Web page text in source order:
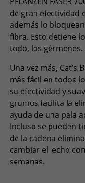
de gran efectividad
además lo
fibra. Esto detiene
todo, los gérmenes.
Una vez más, Cat’s
más fácil en todos
su efectividad y
grumos facilita la
ayuda de una pala
Incluso se pueden
de la cadena
cambiar el lecho
semanas.